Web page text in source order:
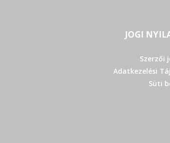
JOGI
Szerzői
Adatkezelési
Süti